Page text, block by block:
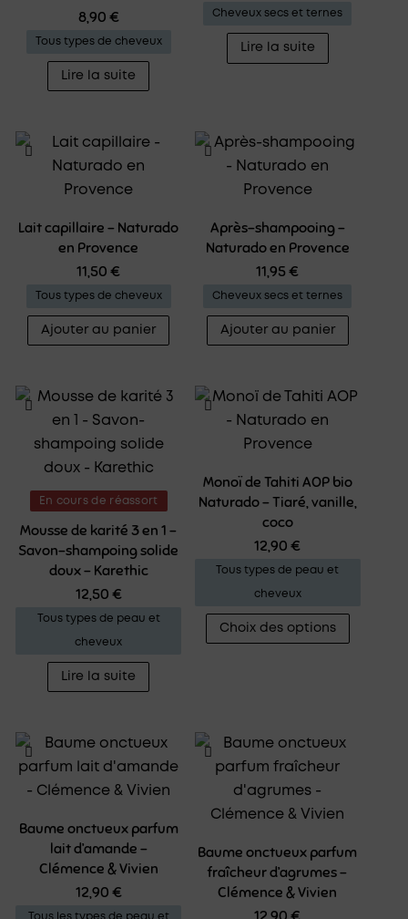
Note
5.00
sur 5
8,90 €
Tous types de cheveux
Lire la suite
Cheveux secs et ternes
Lire la suite
Lait capillaire – Naturado
en Provence
11,50€
Tous types de cheveux
Ajouter au panier
Après-shampooing –
Naturado en Provence
11,95€
Cheveux secs et ternes
Ajouter au panier
En cours de réassort
Mousse de karité 3 en 1 –
Savon-shampoing solide
doux – Karethic
12,50 €
Tous types de peau et
cheveux
Lire la suite
Monoï de Tahiti AOP bio
Naturado – Tiaré, vanille,
coco
12,90€
Tous types de peau et
cheveux
Choix des options
Ce
sur
Baume onctueux parfum
lait d’amande –
Clémence & Vivien
12,90 €
Tous les types de peau et
Baume onctueux parfum
fraîcheur d’agrumes –
Clémence & Vivien